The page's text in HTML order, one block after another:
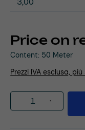
Price on
Content: 50 Meter
Prezzi IVA esclusa,
Product